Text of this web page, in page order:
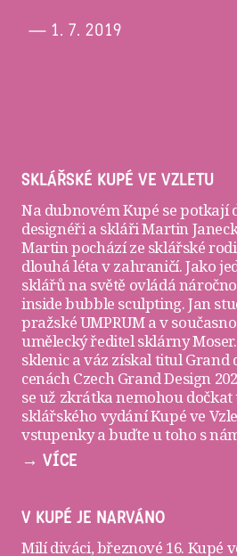
— 1. 7. 2019
SKLÁŘSKÉ KUPÉ VE VZLETU
Na dubnovém Kupé se potkají
designéři a sklářiMartin
Martin pochází ze sklářské
dlouhá léta v zahraničí. Jako
sklářů na světě ovládá
inside bubble sculpting. Jan
pražské UMPRUM a v
umělecký ředitel sklárny
sklenic a váz získal titul Grand
cenách Czech Grand Design
se už zkrátka nemohou
sklářského vydání Kupé ve
vstupenkya buďte u toho s
→ VÍCE
V KUPÉ JE NARVÁNO
Milí diváci, březnové 16. Kupé